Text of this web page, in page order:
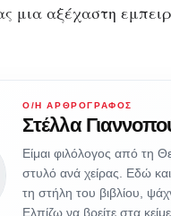
μια αξέχαστη
Ο/Η ΑΡΘΡΟΓΡΆΦΟΣ
Στέλλα
Είμαι φιλόλογος από τη
στυλό ανά χείρας. Εδώ
τη στήλη του βιβλίου,
Ελπίζω να βρείτε στα